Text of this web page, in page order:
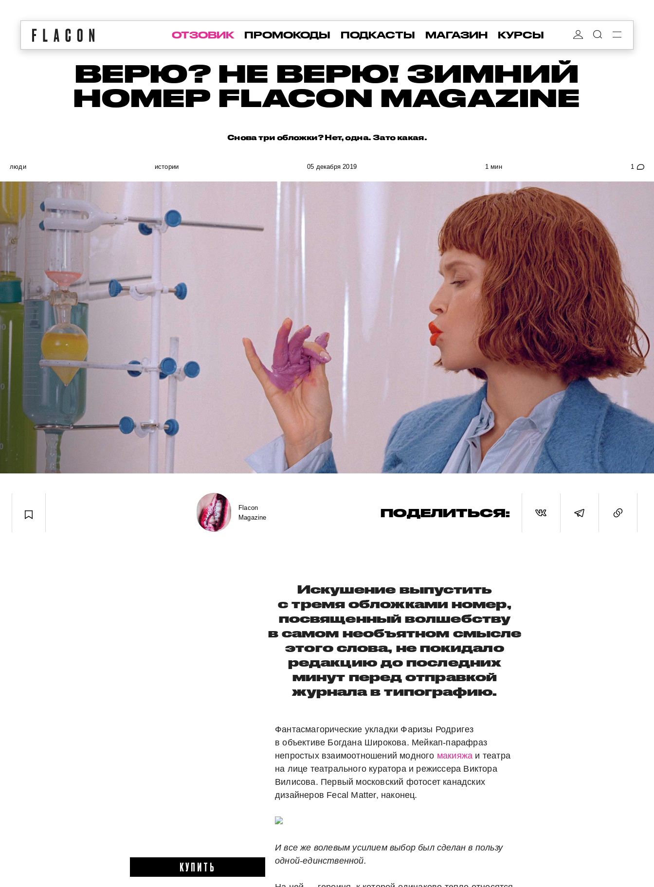
ОТЗОВИК ПРОМОКОДЫ ПОДКАСТЫ МАГАЗИН КУРСЫ
ВЕРЮ? НЕ ВЕРЮ! ЗИМНИЙ
НОМЕР FLACON MAGAZINE
Снова три обложки? Нет, одна. Зато какая.
люди истории 05 декабря 2019 1 мин 1
Flacon
Magazine
ПОДЕЛИТЬСЯ:
КУПИТЬ
Искушение выпустить
с тремя обложками номер,
посвященный волшебству
в самом необъятном смысле
этого слова, не покидало
редакцию до последних
минут перед отправкой
журнала в типографию.
Фантасмагорические укладки Фаризы Родригез
в объективе Богдана Широкова. Мейкап-парафраз
непростых взаимоотношений модного макияжа и театра
на лице театрального куратора и режиссера Виктора
Вилисова. Первый московский фотосет канадских
дизайнеров Fecal Matter, наконец.
И все же волевым усилием выбор был сделан в пользу
одной-единственной.